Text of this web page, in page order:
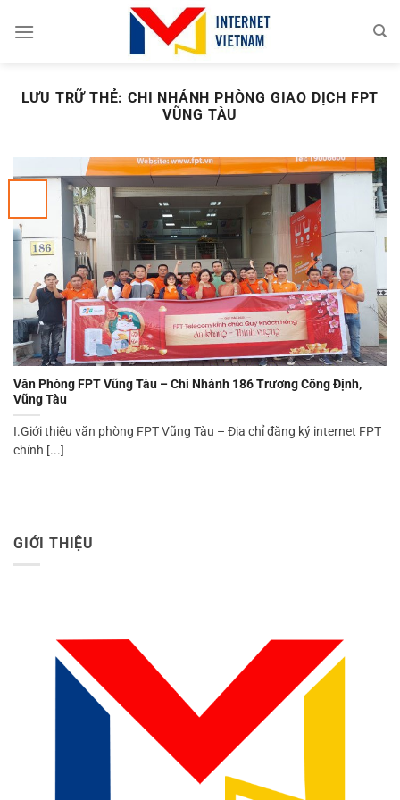
đến
LƯU TRỮ THẺ:CHI NHÁNH PHÒNG GIAO DỊCH FPT
VŨNG TÀU
Văn Phòng FPT Vũng Tàu – Chi Nhánh 186 Trương Công Định,
Vũng Tàu
I.Giới thiệu văn phòng FPT Vũng Tàu – Địa chỉ đăng ký internet FPT
chính [...]
GIỚI THIỆU